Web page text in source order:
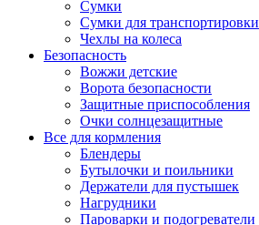
Сумки
Сумки для транспортировки
Чехлы на колеса
Безопасность
Вожжи детские
Ворота безопасности
Защитные приспособления
Очки солнцезащитные
Все для кормления
Блендеры
Бутылочки и поильники
Держатели для пустышек
Нагрудники
Пароварки и подогреватели